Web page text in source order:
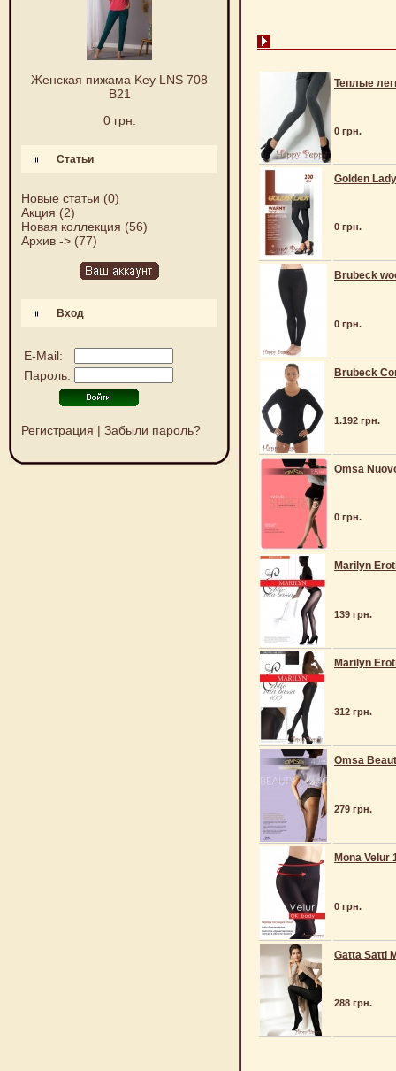
Женская пижама Key LNS 708
B21
0 грн.
Статьи
Новые статьи (0)
Акция (2)
Новая коллекция (56)
Архив -> (77)
Вход
E-Mail:
Пароль:
Регистрация | Забыли пароль?
Теплые
0 грн.
Golden
0 грн.
Brubeck
0 грн.
Brubeck
1.192 грн.
Omsa
0 грн.
Marilyn
139 грн.
Marilyn
312 грн.
Omsa
279 грн.
Mona Velur
0 грн.
Gatta Satti
288 грн.